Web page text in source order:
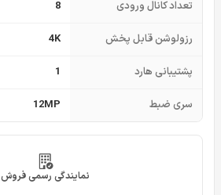
تعداد کانال ورودی 8
رزولوشن قابل پخش 4K
پشتیبانی هارد 1
سری ضبط 12MP
نمایندگی رسمی فروش